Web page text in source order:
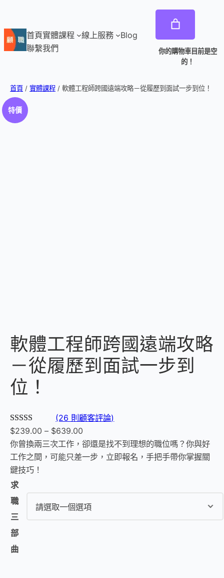
首頁實體課程 線上服務
Blog
聯繫我們
你的購物車目前是空
的！
首頁 / 實體課程 / 軟體工程師跨國遠端攻略－從履歷到面試一步到位！
特價
軟體工程師跨國遠端攻略
－從履歷到面試一步到
位！
評分5.00 /
5，已有
26
位
顧客進行評
分
(26 則顧客評論)
$239.00 – $639.00
你曾換兩三次工作，卻還是找不到理想的職位嗎？你與好
工作之間，可能只差一步，立即報名，手把手帶你掌握關
鍵技巧！
求
職
三
部
曲